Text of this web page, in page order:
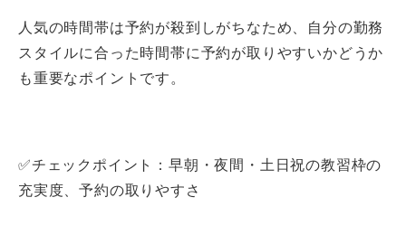
人気の時間帯は予約が殺到しがちなため、自分の勤務
スタイルに合った時間帯に予約が取りやすいかどうか
も重要なポイントです。
✅チェックポイント：早朝・夜間・土日祝の教習枠の
充実度、予約の取りやすさ